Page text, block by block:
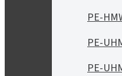
PE-
PE-
PE-